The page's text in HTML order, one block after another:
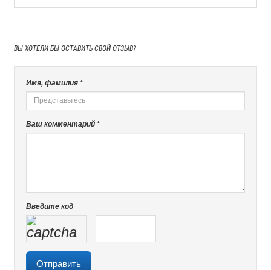
ВЫ ХОТЕЛИ БЫ ОСТАВИТЬ СВОЙ ОТЗЫВ?
Имя, фамилия *
Ваш комментарий *
Введите код